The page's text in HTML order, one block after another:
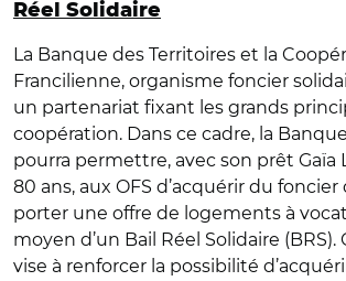
Réel Solidaire
La Banque des Territoires et la
Francilienne, organisme foncier
un partenariat fixant les grands
coopération. Dans ce cadre, la
pourra permettre, avec son prêt Gaïa
80 ans, aux OFS d’acquérir du foncier
porter une offre de logements à
moyen d’un Bail Réel Solidaire
vise à renforcer la possibilité